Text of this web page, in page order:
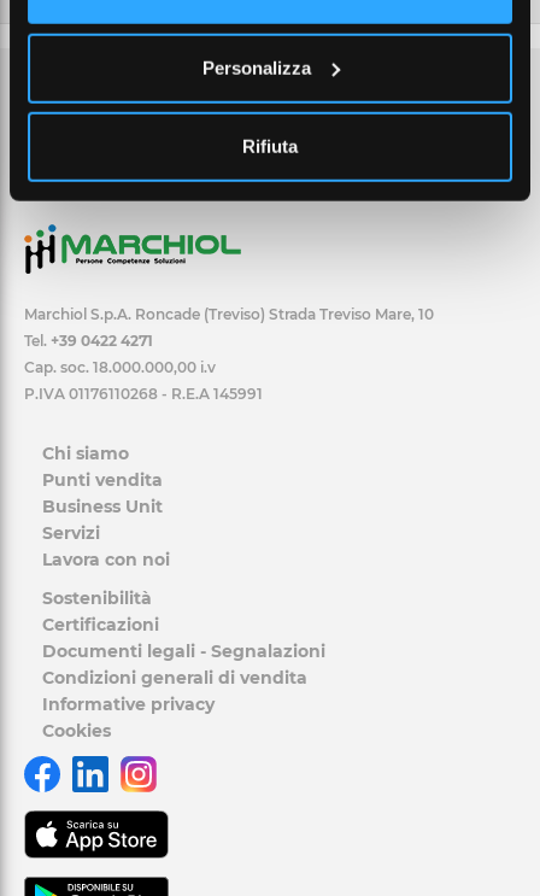
Personalizza
Rifiuta
Marchiol S.p.A. Roncade (Treviso) Strada Treviso Mare, 10
Tel. +39 0422 4271
Cap. soc. 18.000.000,00 i.v
P.IVA 01176110268 - R.E.A 145991
Chi siamo
Punti vendita
Business Unit
Servizi
Lavora con noi
Sostenibilità
Certificazioni
Documenti legali - Segnalazioni
Condizioni generali di vendita
Informative privacy
Cookies